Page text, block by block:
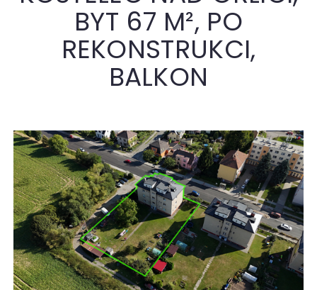
BYT 67 M², PO
REKONSTRUKCI,
BALKON